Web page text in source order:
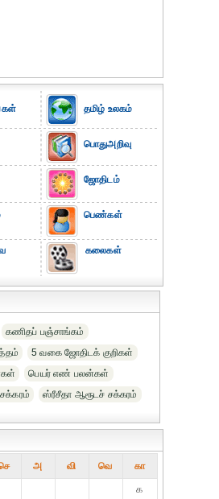
தமிழ் உலகம்
பொதுஅறிவு
ஜோதிடம்
பெண்கள்
கலைகள்
கணிதப் பஞ்சாங்கம்
5 வகை ஜோதிடக் குறிகள்
பெயர் எண் பலன்கள்
ஸ்ரீசீதா ஆரூடச் சக்கரம்
அ வி வெ கா
௧